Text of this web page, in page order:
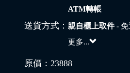
ATM轉帳
送貨方式： 親自櫃上取件- 免
更多...
原價： 23888